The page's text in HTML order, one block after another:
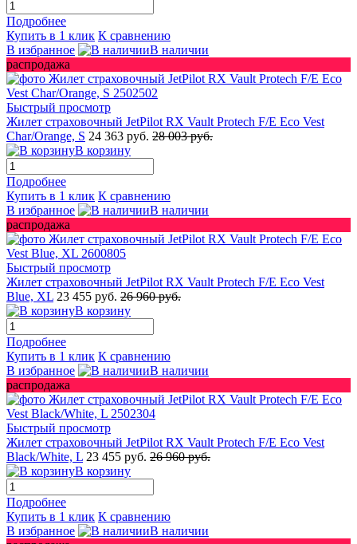
Подробнее
Купить в 1 клик К сравнению
В избранное
В наличии
распродажа
Быстрый просмотр
Жилет страховочный JetPilot RX Vault Protech F/E Eco Vest
Char/Orange, S 24 363 руб. 28 003 руб.
В корзину
Подробнее
Купить в 1 клик К сравнению
В избранное
В наличии
распродажа
Быстрый просмотр
Жилет страховочный JetPilot RX Vault Protech F/E Eco Vest
Blue, XL 23 455 руб. 26 960 руб.
В корзину
Подробнее
Купить в 1 клик К сравнению
В избранное
В наличии
распродажа
Быстрый просмотр
Жилет страховочный JetPilot RX Vault Protech F/E Eco Vest
Black/White, L 23 455 руб. 26 960 руб.
В корзину
Подробнее
Купить в 1 клик К сравнению
В избранное
В наличии